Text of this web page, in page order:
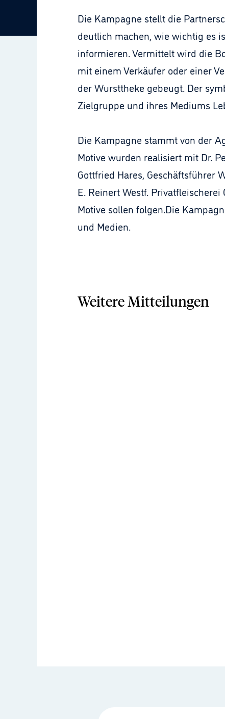
Die Kampagne stellt die
deutlich machen, wie wichtig es
informieren. Vermittelt wird die
mit einem Verkäufer oder einer
der Wursttheke gebeugt. Der
Zielgruppe und ihres Mediums
Die Kampagne stammt von der
Motive wurden realisiert mit Dr.
Gottfried Hares, Geschäftsführer
E. Reinert Westf. Privatfleischerei
Motive sollen folgen.Die
und Medien.
Weitere Mitteilungen